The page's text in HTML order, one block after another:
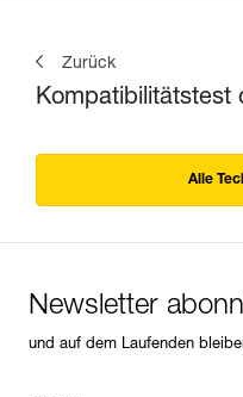
Zurück
Kompatibilitätstest
Alle
Newsletter
und auf dem Laufenden